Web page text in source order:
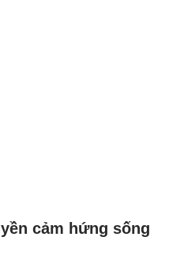
cảm hứng sống